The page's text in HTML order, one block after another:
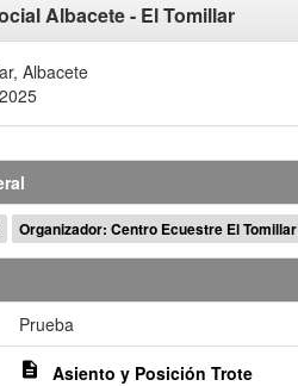
Albacete - El Tomillar
Albacete
Organizador: Centro Ecuestre El Tomillar
Prueba
description Asiento y Posición Trote